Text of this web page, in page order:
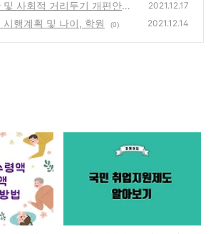
및 사회적 거리두기 개편안
2021.12.17
행계획 및 나이, 학원 (0) 2021.12.14